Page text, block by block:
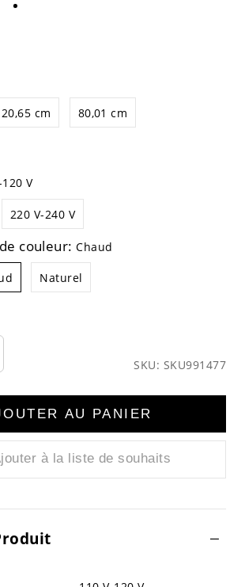
cm 80,01 cm
V
220 V-240 V
couleur:Chaud
Naturel
SKU: SKU991477
AU PANIER
à la liste de souhaits